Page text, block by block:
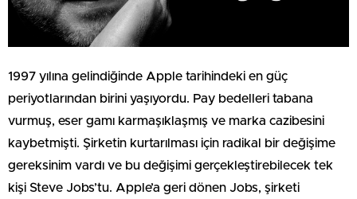
1997 yılına gelindiğinde Apple tarihindeki en güç
periyotlarından birini yaşıyordu. Pay bedelleri tabana
vurmuş, eser gamı karmaşıklaşmış ve marka cazibesini
kaybetmişti. Şirketin kurtarılması için radikal bir değişime
gereksinim vardı ve bu değişimi gerçekleştirebilecek tek
kişi Steve Jobs’tu. Apple’a geri dönen Jobs, şirketi